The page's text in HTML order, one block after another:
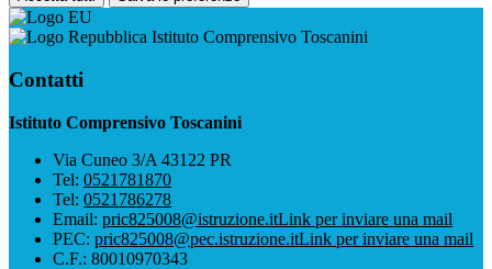
Istituto Comprensivo Toscanini
Contatti
Istituto Comprensivo Toscanini
Via Cuneo 3/A 43122 PR
Tel: 0521781870
Tel: 0521786278
Email: pric825008@istruzione.itLink per inviare una mail
PEC: pric825008@pec.istruzione.itLink per inviare una mail
C.F.: 80010970343